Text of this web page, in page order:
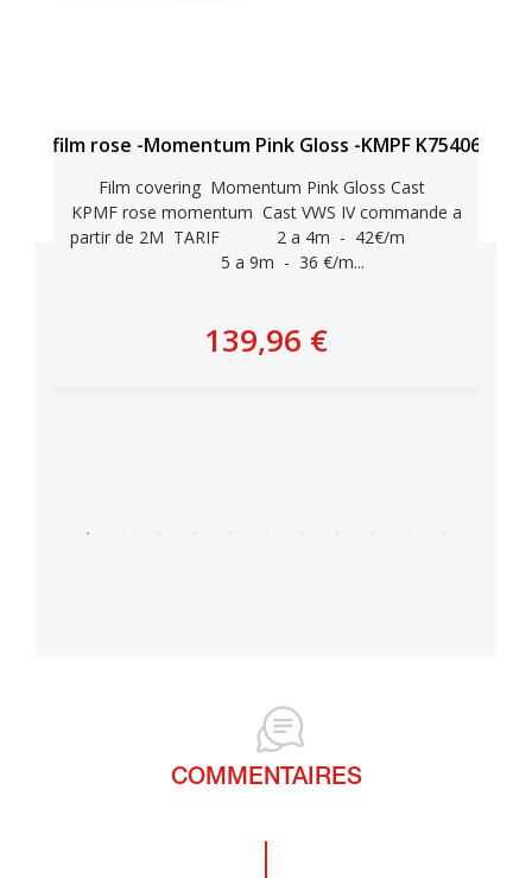
Personnaliser
film rose -Momentum Pink Gloss -KMPF K75406
Film covering Momentum Pink Gloss Cast
KPMF rose momentum Cast VWS IV commande a
partir de 2M TARIF 2 a 4m - 42€/m
5 a 9m - 36 €/m...
139,96 €
COMMENTAIRES